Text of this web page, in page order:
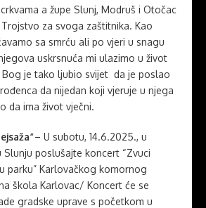
a župe Slunj, Modruš i Otočac
za svoga zaštitnika. Kao
sa smrću ali po vjeri u snagu
uskrsnuća mi ulazimo u život
je tako ljubio svijet da je poslao
da nijedan koji vjeruje u njega
da ima život vječni.
– U subotu, 14.6.2025., u
poslušajte koncert “Zvuci
parku” Karlovačkog komornog
škola Karlovac/ Koncert će se
gradske uprave s početkom u